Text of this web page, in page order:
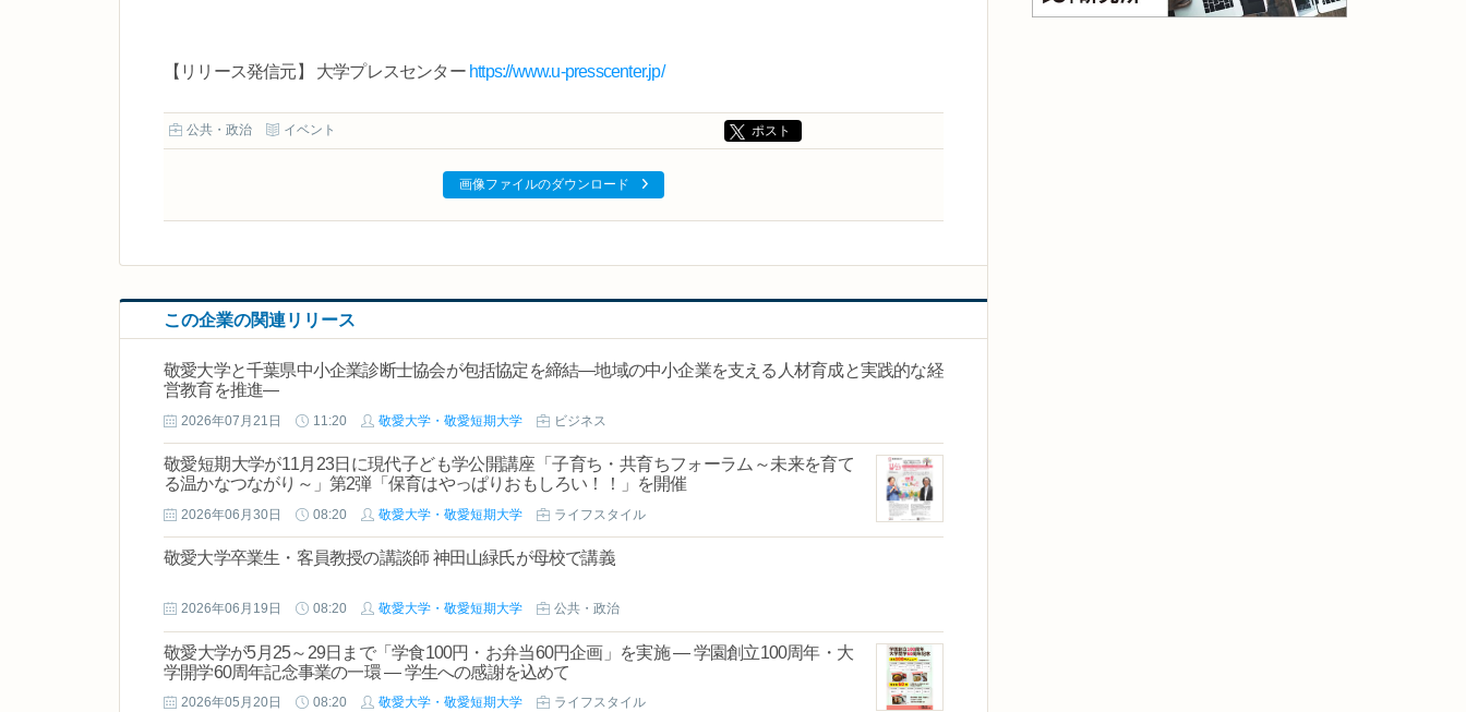
【リリース発信元】 大学プレスセンター https://www.u-presscenter.jp/
公共・政治 イベント ポスト
画像ファイルのダウンロード
この企業の関連リリース
敬愛大学と千葉県中小企業診断士協会が包括協定を締結―地域の中小企業を支える人材育成と実践的な経
営教育を推進―
2026年07月21日 11:20 敬愛大学・敬愛短期大学 ビジネス
敬愛短期大学が11月23日に現代子ども学公開講座「子育ち・共育ちフォーラム～未来を育て
る温かなつながり～」第2弾「保育はやっぱりおもしろい！！」を開催
2026年06月30日 08:20 敬愛大学・敬愛短期大学 ライフスタイル
敬愛大学卒業生・客員教授の講談師 神田山緑氏が母校で講義
2026年06月19日 08:20 敬愛大学・敬愛短期大学 公共・政治
敬愛大学が5月25～29日まで「学食100円・お弁当60円企画」を実施 ― 学園創立100周年・大
学開学60周年記念事業の一環 ― 学生への感謝を込めて
2026年05月20日 08:20 敬愛大学・敬愛短期大学 ライフスタイル